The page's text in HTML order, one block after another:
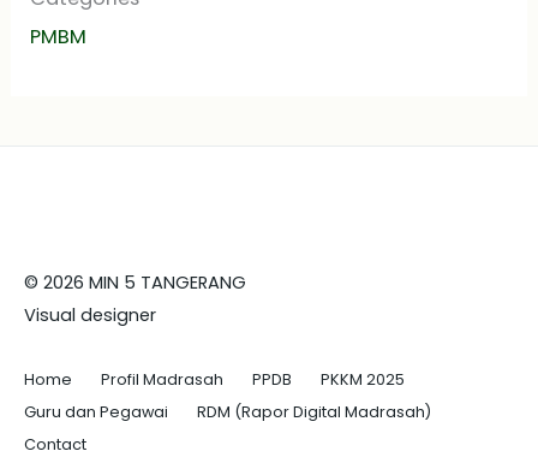
PMBM
© 2026 MIN 5 TANGERANG
Visual designer
Home Profil Madrasah PPDB
PKKM 2025
Guru dan Pegawai
RDM (Rapor Digital Madrasah)
Contact